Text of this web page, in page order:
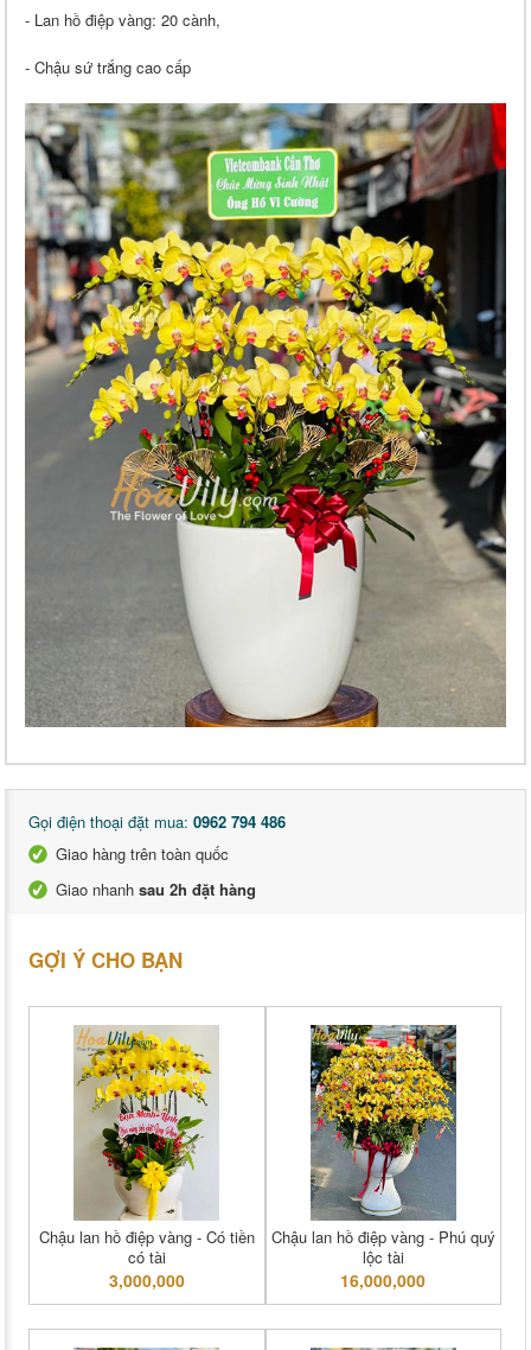
- Lan hồ điệp vàng: 20 cành,
- Chậu sứ trắng cao cấp
Gọi điện thoại đặt mua: 0962 794 486
Giao hàng trên toàn quốc
Giao nhanh sau 2h đặt hàng
GỢI Ý CHO BẠN
Chậu lan hồ điệp vàng - Có tiền
có tài
3,000,000
Chậu lan hồ điệp vàng - Phú quý
lộc tài
16,000,000